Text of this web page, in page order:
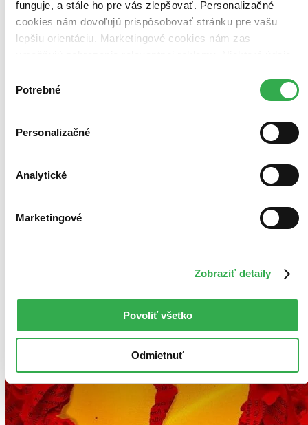
funguje, a stále ho pre vás zlepšovať. Personalizačné
cookies nám dovoľujú prispôsobovať stránku pre vašu
lepšiu orientáciu. Marketingové cookies nám zas
keby sme mohli používať všetky tieto cookies. Ďakujeme!
súhlasu
Potrebné
Personalizačné
Analytické
Marketingové
Zobraziť detaily
Povoliť všetko
Odmietnuť